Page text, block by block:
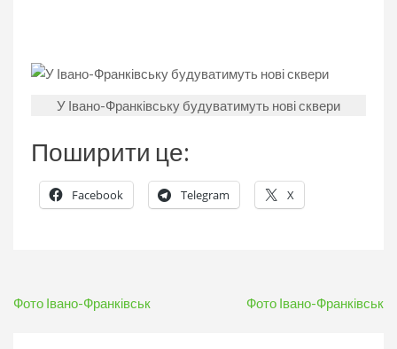
У Івано-Франківську будуватимуть нові сквери
Поширити це:
Facebook Telegram X
Навігація
Фото Івано-Франківськ Фото Івано-Франківськ